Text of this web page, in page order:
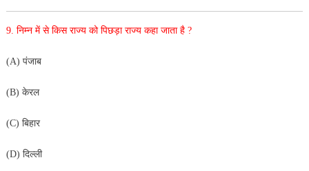
9. निम्न में से किस राज्य को पिछड़ा राज्य कहा जाता है ?
(A) पंजाब
(B) केरल
(C) बिहार
(D) दिल्ली